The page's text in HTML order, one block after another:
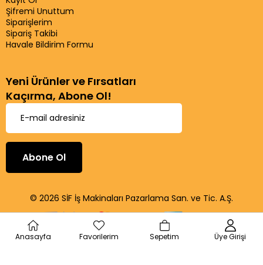
Şifremi Unuttum
Siparişlerim
Sipariş Takibi
Havale Bildirim Formu
Yeni Ürünler ve Fırsatları
Kaçırma, Abone Ol!
Abone Ol
© 2026 SİF İş Makinaları Pazarlama San. ve Tic. A.Ş.
Anasayfa Favorilerim Sepetim Üye Girişi